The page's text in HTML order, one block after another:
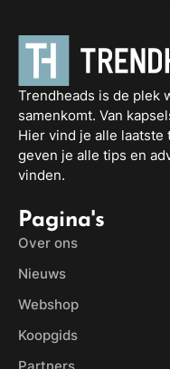
Trendheads is de plek
samenkomt. Van
Hier vind je alle
geven je alle tips en
vinden.
Pagina's
Over ons
Nieuws
Webshop
Koopgids